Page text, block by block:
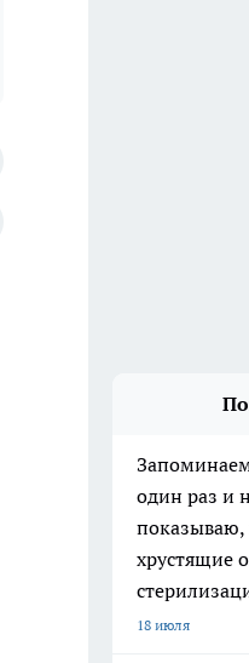
один раз и
показываю,
хрустящие
18 июля